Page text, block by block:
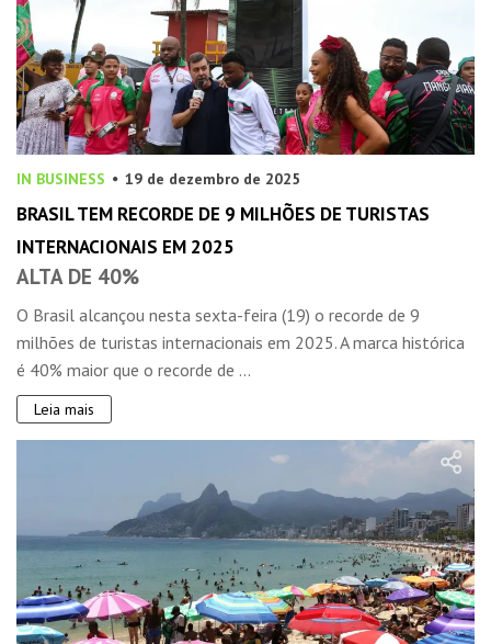
IN BUSINESS 19 de dezembro de 2025
BRASIL TEM RECORDE DE 9 MILHÕES DE TURISTAS
INTERNACIONAIS EM 2025
ALTA DE 40%
O Brasil alcançou nesta sexta-feira (19) o recorde de 9
milhões de turistas internacionais em 2025. A marca histórica
é 40% maior que o recorde de ...
Leia mais